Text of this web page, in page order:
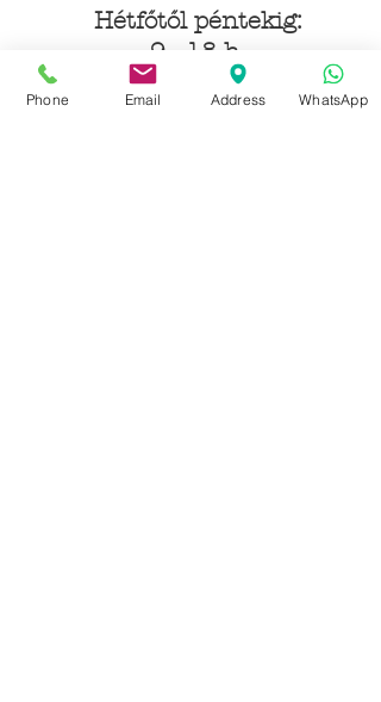
Hétfőtől péntekig:
9 - 18 h
Phone Email Address WhatsApp